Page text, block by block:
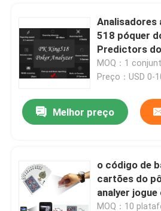
Controle de qualidade
Notícias
Solicite um orçamento
Cartões de jogo invisíveis
Analisadores
518 póquer
Predictors do
póquer/
do póquer
MOQ：1
Preço：USD 0-
Melhor preço
o código de
cartões do
analyer
regular da
MOQ：10